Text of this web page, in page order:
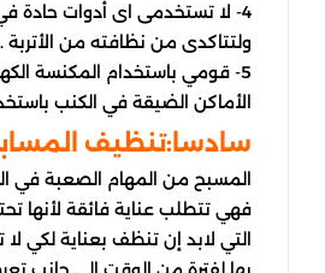
4- لا تستخدمى اى أدوات حادة في أزاله الأوساخ ودائما استخدمي فوطه نظيفة لسلامة الأثاث
ولتتاكدى من نظافته من الأتربة .
5- قومي باستخدام المكنسة الكهربائية في إزاله الاتربة من الأرضيات ومن أسطح الكنب الجلدي أو
الأماكن الضيقة في الكنب
سادسا:تنظيف
المسبح من المهام الصعبة في
فهي تتطلب عناية فائقة لأنها
التي لابد إن تنظف بعناية لكي